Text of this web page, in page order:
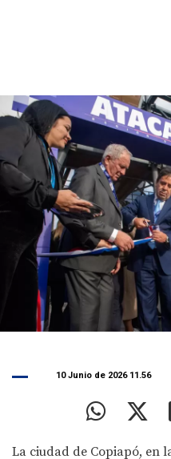
10 Junio de 2026 11.56
La ciudad de Copiapó, en